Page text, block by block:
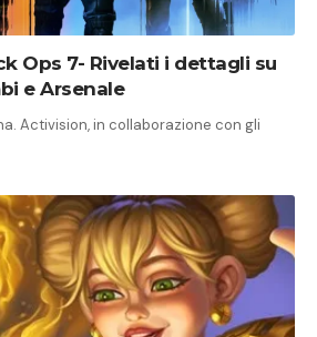
Ops 7- Rivelati i dettagli su
e Arsenale
Activision, in collaborazione con gli